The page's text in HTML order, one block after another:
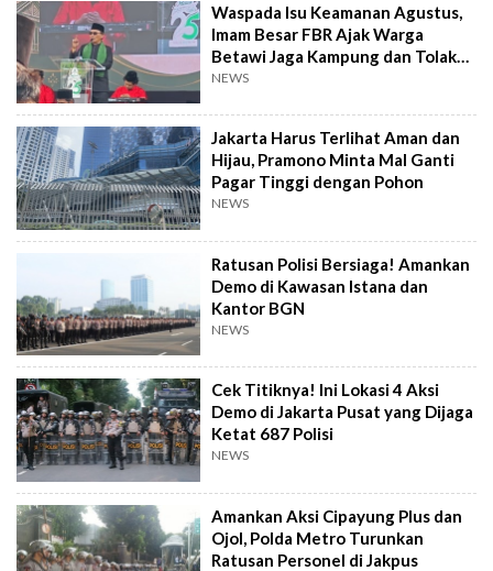
Waspada Isu Keamanan Agustus,
Imam Besar FBR Ajak Warga
Betawi Jaga Kampung dan Tolak
Hoaks
NEWS
Jakarta Harus Terlihat Aman dan
Hijau, Pramono Minta Mal Ganti
Pagar Tinggi dengan Pohon
NEWS
Ratusan Polisi Bersiaga! Amankan
Demo di Kawasan Istana dan
Kantor BGN
NEWS
Cek Titiknya! Ini Lokasi 4 Aksi
Demo di Jakarta Pusat yang Dijaga
Ketat 687 Polisi
NEWS
Amankan Aksi Cipayung Plus dan
Ojol, Polda Metro Turunkan
Ratusan Personel di Jakpus